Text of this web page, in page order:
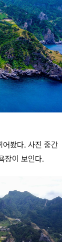
어봤다. 사진 중간
장이 보인다.